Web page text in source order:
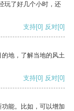
玩了好几个小时，还
支持[0] 反对[0]
地，了解当地的风土
支持[0] 反对[0]
能。比如，可以增加